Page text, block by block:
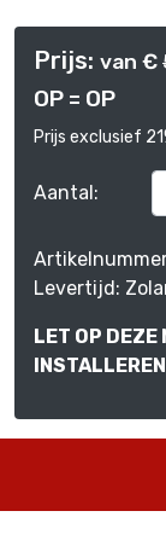
Prijs: van €
OP = OP
Prijs exclusief
Aantal:
Levertijd:
LET OP DEZE
INSTALLEREN